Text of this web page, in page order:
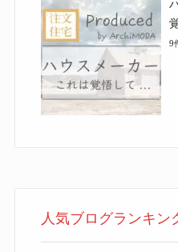
9
人気ブログランキン